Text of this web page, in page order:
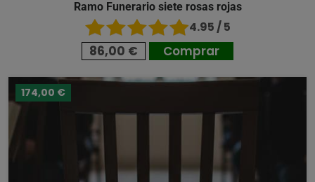
Ramo Funerario siete rosas rojas
4.95 / 5
86,00 € Comprar
174,00 €